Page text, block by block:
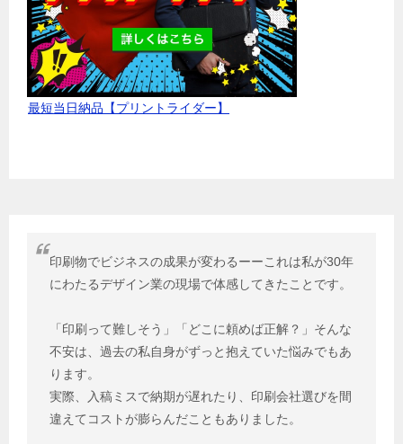
最短当日納品【プリントライダー】
印刷物でビジネスの成果が変わるーーこれは私が30年
にわたるデザイン業の現場で体感してきたことです。
「印刷って難しそう」「どこに頼めば正解？」そんな
不安は、過去の私自身がずっと抱えていた悩みでもあ
ります。
実際、入稿ミスで納期が遅れたり、印刷会社選びを間
違えてコストが膨らんだこともありました。